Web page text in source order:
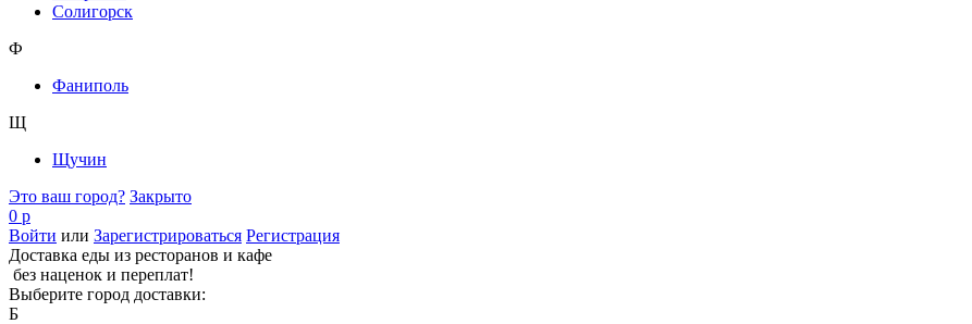
Солигорск
Ф
Фаниполь
Щ
Щучин
Это ваш город? Закрыто
0 р
Войти или Зарегистрироваться Регистрация
Доставка еды из ресторанов и кафе
без наценок и переплат!
Выберите город доставки:
Б